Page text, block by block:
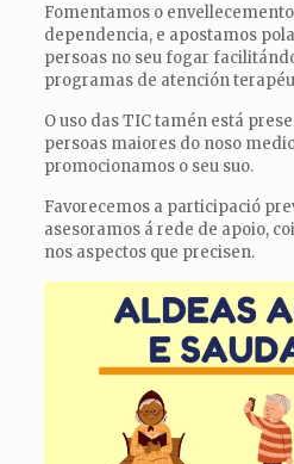
Fomentamos o
dependencia, e apostamos
persoas no seu fogar
programas de atención
O uso das TIC tamén está
persoas maiores do noso
promocionamos o seu suo.
Favorecemos a participació
asesoramos á rede de apoio,
nos aspectos que precisen.